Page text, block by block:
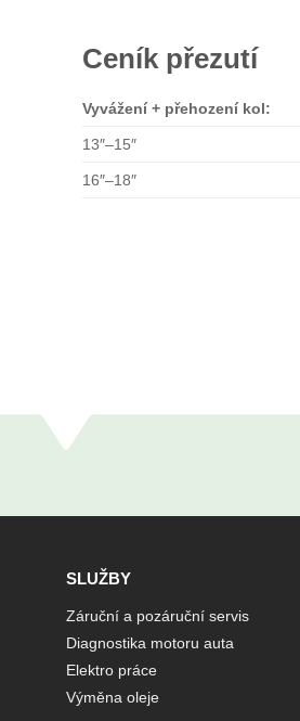
Ceník přezutí
Vyvážení + přehození kol:
13″–15″
16″–18″
SLUŽBY
Záruční a pozáruční servis
Diagnostika motoru auta
Elektro práce
Výměna oleje